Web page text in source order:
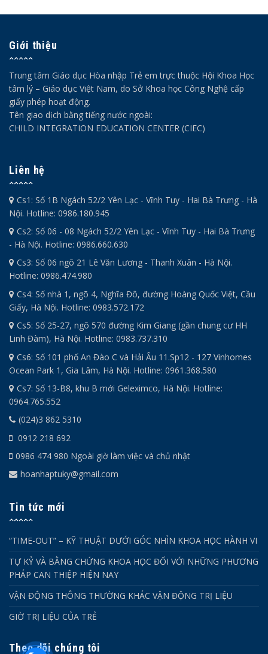
Giới thiệu
Trung tâm Giáo dục Hòa nhập Trẻ em trực thuộc Hội Khoa Học
tâm lý – Giáo dục Việt Nam, do Sở Khoa học Công Nghệ cấp
giấy phép hoạt động.
Tên giao dịch bằng tiếng nước ngoài:
CHILD INTEGRATION EDUCATION CENTER (CIEC)
Liên hệ
Cs1: Số 1B Ngách 52/2 Yên Lạc - Vĩnh Tuy - Hai Bà Trưng - Hà
Nội. Hotline: 0986.180.945
Cs2: Số 06 - 08 Ngách 52/2 Yên Lạc - Vĩnh Tuy - Hai Bà Trưng
- Hà Nội. Hotline: 0986.660.630
Cs3: Số 06 ngõ 21 Lê Văn Lương - Thanh Xuân - Hà Nội.
Hotline: 0986.474.980
Cs4: Số nhà 1, ngõ 4, Nghĩa Đô, đường Hoàng Quốc Việt, Cầu
Giấy, Hà Nội. Hotline: 0983.572.172
Cs5: Số 25-27, ngõ 570 đường Kim Giang (gần chung cư HH
Linh Đàm), Hà Nội. Hotline: 0983.737.310
Cs6: Số 101 phố An Đào C và Hải Âu 11.Sp12 - 127 Vinhomes
Ocean Park 1, Gia Lâm, Hà Nội. Hotline: 0961.368.580
Cs7: Số 13-B8, khu B mới Geleximco, Hà Nội. Hotline:
0964.765.552
(024)3 862 5310
0912 218 692
0986 474 980 Ngoài giờ làm việc và chủ nhật
hoanhaptuky@gmail.com
Tin tức mới
“TIME-OUT” – KỸ THUẬT DƯỚI GÓC NHÌN KHOA HỌC HÀNH VI
TỰ KỶ VÀ BẰNG CHỨNG KHOA HỌC ĐỐI VỚI NHỮNG PHƯƠNG
PHÁP CAN THIỆP HIỆN NAY
VẬN ĐỘNG THÔNG THƯỜNG KHÁC VẬN ĐỘNG TRỊ LIỆU
GIỜ TRỊ LIỆU CỦA TRẺ
Theo dõi chúng tôi